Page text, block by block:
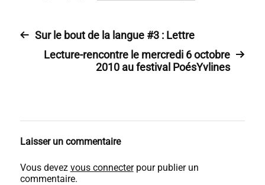
Sur le bout de la langue #3 : Lettre
Lecture-rencontre le mercredi 6 octobre
2010 au festival PoésYvlines
Laisser un commentaire
Vous devez vous connecterpour publier un
commentaire.